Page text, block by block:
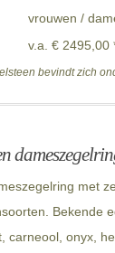
vrouwen /
v.a. € 2495,00
bevindt zich
met
Bekende
carneool, onyx,